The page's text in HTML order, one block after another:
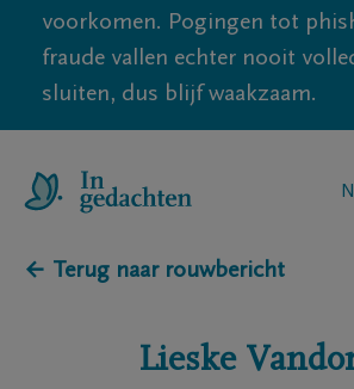
voorkomen. Pogingen tot
fraude vallen echter nooit
sluiten, dus blijf waakzaam.
← Terug naar rouwbericht
Lieske